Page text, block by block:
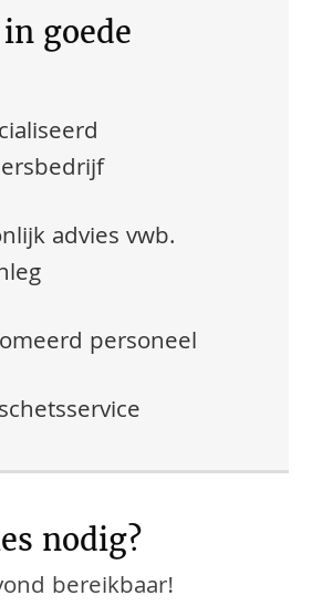
goede
advies vwb.
personeel
nodig?
bereikbaar!